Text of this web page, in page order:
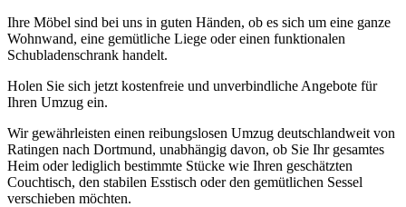
Ihre Möbel sind bei uns in guten Händen, ob es sich um eine ganze
Wohnwand, eine gemütliche Liege oder einen funktionalen
Schubladenschrank handelt.
Holen Sie sich jetzt kostenfreie und unverbindliche Angebote für
Ihren Umzug ein.
Wir gewährleisten einen reibungslosen Umzug deutschlandweit von
Ratingen nach Dortmund, unabhängig davon, ob Sie Ihr gesamtes
Heim oder lediglich bestimmte Stücke wie Ihren geschätzten
Couchtisch, den stabilen Esstisch oder den gemütlichen Sessel
verschieben möchten.